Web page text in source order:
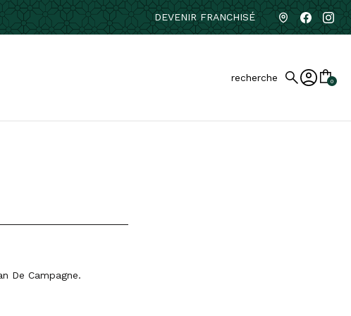
DEVENIR FRANCHISÉ
recherche 0
De Campagne.